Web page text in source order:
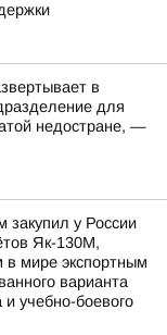
в
для
недостране, —
у России
Як-130М,
мире экспортным
варианта
и учебно-боевого